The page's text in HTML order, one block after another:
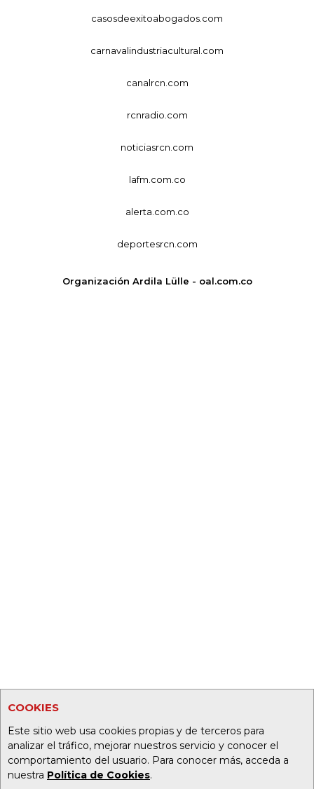
COOKIES
Este sitio web usa cookies propias y de terceros para
analizar el tráfico, mejorar nuestros servicio y conocer el
comportamiento del usuario. Para conocer más, acceda a
nuestra Política de Cookies.
casosdeexitoabogados.com
carnavalindustriacultural.com
canalrcn.com
rcnradio.com
noticiasrcn.com
lafm.com.co
alerta.com.co
deportesrcn.com
Organización Ardila Lülle - oal.com.co